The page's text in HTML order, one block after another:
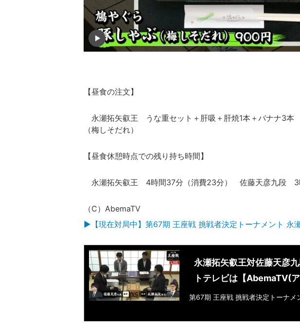
【昼食の注文】
永瀬拓矢叡王 うな重セット＋肝吸＋肝焼1本＋バナナ3
（梅しそだれ）
【昼食休憩時点での残り持ち時間】
永瀬拓矢叡王 4時間37分（消費23分） 佐藤天彦九段 3
（C）AbemaTV
▶【現在対局中】第67期 王座戦 挑戦者決定トーナメント 永
永瀬拓矢叡王対佐藤天彦
トテレビは【AbemaTV(ア
第67期 王座戦 挑戦者決定トーナ